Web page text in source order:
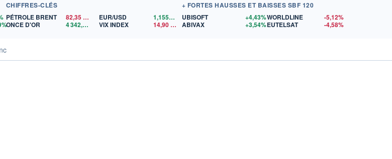
CHIFFRES-CLÉS
PÉTROLE BRENT
82,35$US
ONCE D'OR
4 342,26 $US
EUR/USD 1,1559$US
VIX INDEX
14,90
+ FORTES HAUSSES ET BAISSES SBF 120
UBISOFT
+4,43%
ABIVAX
+3,54%
WORLDLINE
-5,12%
EUTELSAT
-4,58%